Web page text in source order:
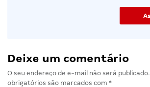
Deixe um comentário
O seu endereço de e-mail não será publicado.
obrigatórios são marcados com *